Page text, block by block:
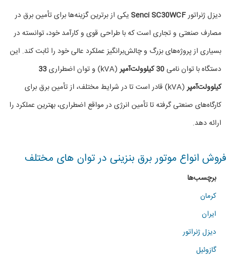
دیزل
ژنراتور
Senci
مدل
SC30WCF
با
دیزل ژنراتورSenci SC30WCFیکی از برترین گزینه‌ها برای تأمین برق در
مصارف صنعتی و تجاری است که با طراحی قوی و کارآمد خود، توانسته در
بسیاری از پروژه‌های بزرگ و چالش‌برانگیز عملکرد عالی خود را ثابت کند. این
دستگاه با توان نامی 30 کیلوولت‌آمپر (kVA) و توان اضطراری
33
کیلوولت‌آمپر
(kVA) قادر است تا در شرایط مختلف، از تأمین برق برای
کارگاه‌های صنعتی گرفته تا تأمین انرژی در مواقع اضطراری، بهترین عملکرد را
ارائه دهد.
فروش انواع موتور برق بنزینی در توان های مختلف
برچسب‌ها
کرمان
ایران
دیزل ژنراتور
گازوئیل